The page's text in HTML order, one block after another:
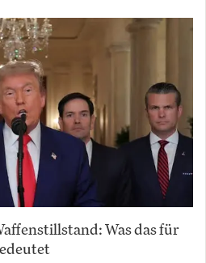
Was das für